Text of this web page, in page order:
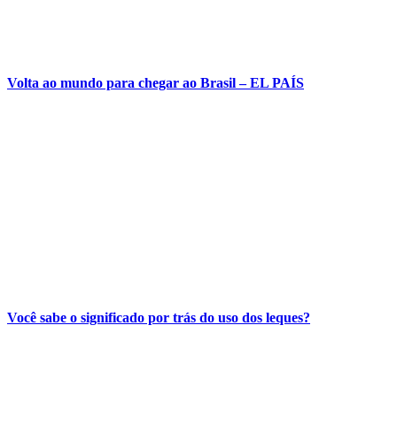
Volta ao mundo para chegar ao Brasil – EL PAÍS
Você sabe o significado por trás do uso dos leques?